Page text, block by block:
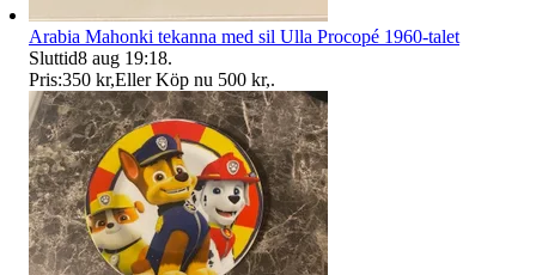
Arabia Mahonki tekanna med sil Ulla Procopé 1960-talet
Sluttid8 aug 19:18.
Pris:350 kr,Eller Köp nu 500 kr,.